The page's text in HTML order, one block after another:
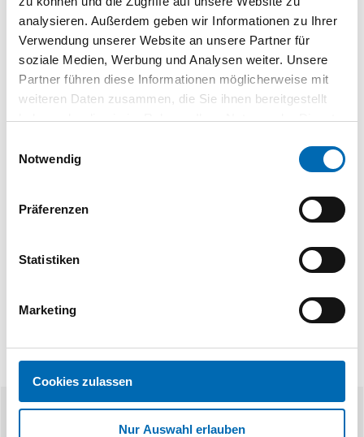
analysieren. Außerdem geben wir Informationen zu Ihrer
Verwendung unserer Website an unsere Partner für
soziale Medien, Werbung und Analysen weiter. Unsere
Partner führen diese Informationen möglicherweise mit
weiteren Daten zusammen, die Sie ihnen bereitgestellt
haben oder die sie im Rahmen Ihrer Nutzung der Dienste
Notwendig
Präferenzen
Statistiken
Marketing
Cookies zulassen
Nur Auswahl erlauben
DIN-Richtung
DIN Links-Rechts
Durchmesser Stütze
27 mm
Einsatzbereich
Haustür
Farbton
edelstahl matt
Griffdicke
35 mm
Ähnliche Produkte